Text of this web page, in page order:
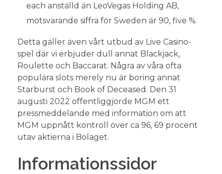
each anställd än LeoVegas Holding AB,
motsvarande siffra för Sweden är 90, five %.
Detta gäller även vårt utbud av Live Casino-
spel där vi erbjuder dull annat Blackjack,
Roulette och Baccarat. Några av våra ofta
populära slots merely nu är boring annat
Starburst och Book of Deceased. Den 31
augusti 2022 offentliggjorde MGM ett
pressmeddelande med information om att
MGM uppnått kontroll över ca 96, 69 procent
utav aktierna i Bolaget.
Informationssidor